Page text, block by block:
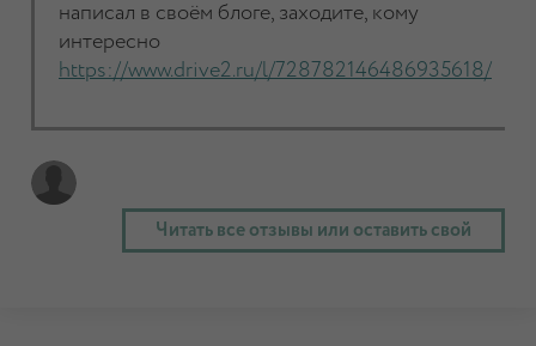
написал в своём блоге, заходите, кому
интересно
https://www.drive2.ru/l/728782146486935618/
Читать все отзывы или оставить свой